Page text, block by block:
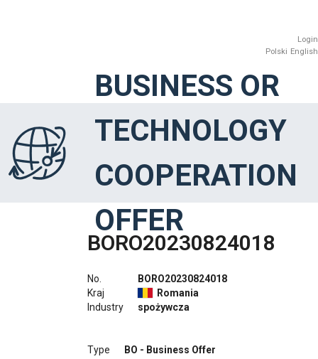
Login
Polski English
BUSINESS OR
TECHNOLOGY
COOPERATION
OFFER
BORO20230824018
No.
Kraj
Industry
BORO20230824018
Romania
spożywcza
Type BO - Business Offer